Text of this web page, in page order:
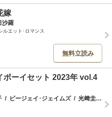
嫁
沙羅
ルエット･ロマンス
無料立読み
ボーイセット 2023年 vol.4
/ ビージェイ･ジェイムズ / 光﨑圭 /